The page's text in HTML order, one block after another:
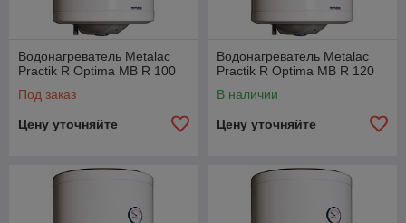
Водонагреватель Metalac
Practik R Optima MB R 100
Под заказ
Цену уточняйте
Водонагреватель Metalac
Practik R Optima MB R 120
В наличии
Цену уточняйте